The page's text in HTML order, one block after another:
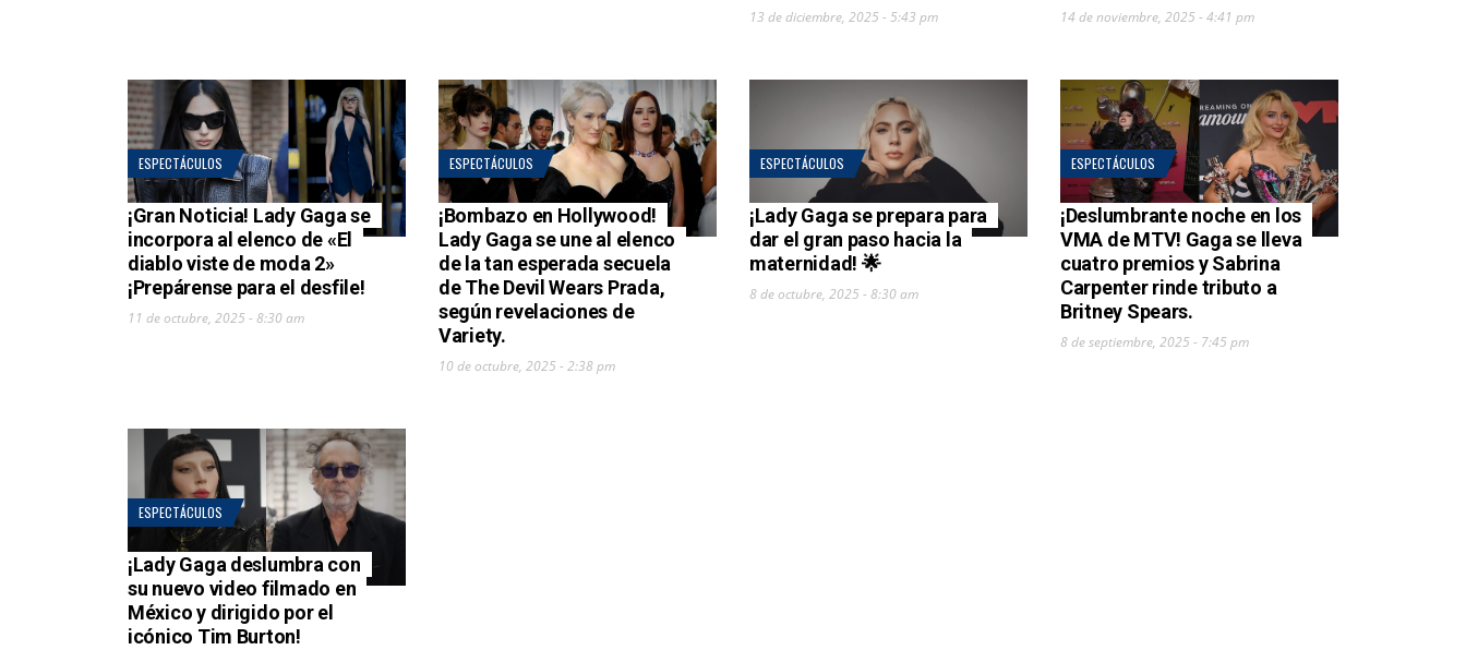
13 de diciembre, 2025 - 5:43 pm 14 de noviembre, 2025 - 4:41 pm
ESPECTÁCULOS
¡Gran Noticia! Lady Gaga se
incorpora al elenco de «El
diablo viste de moda 2»
¡Prepárense para el desfile!
11 de octubre, 2025 - 8:30 am
ESPECTÁCULOS
¡Bombazo en Hollywood!
Lady Gaga se une al elenco
de la tan esperada secuela
de The Devil Wears Prada,
según revelaciones de
Variety.
10 de octubre, 2025 - 2:38 pm
ESPECTÁCULOS
¡Lady Gaga se prepara para
dar el gran paso hacia la
maternidad! 🌟
8 de octubre, 2025 - 8:30 am
ESPECTÁCULOS
¡Deslumbrante noche en los
VMA de MTV! Gaga se lleva
cuatro premios y Sabrina
Carpenter rinde tributo a
Britney Spears.
8 de septiembre, 2025 - 7:45 pm
ESPECTÁCULOS
¡Lady Gaga deslumbra con
su nuevo video filmado en
México y dirigido por el
icónico Tim Burton!